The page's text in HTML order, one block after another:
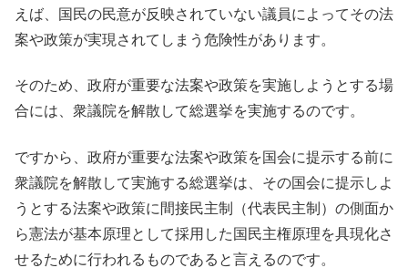
えば、国民の民意が反映されていない議員によってその法
案や政策が実現されてしまう危険性があります。
そのため、政府が重要な法案や政策を実施しようとする場
合には、衆議院を解散して総選挙を実施するのです。
ですから、政府が重要な法案や政策を国会に提示する前に
衆議院を解散して実施する総選挙は、その国会に提示しよ
うとする法案や政策に間接民主制（代表民主制）の側面か
ら憲法が基本原理として採用した国民主権原理を具現化さ
せるために行われるものであると言えるのです。